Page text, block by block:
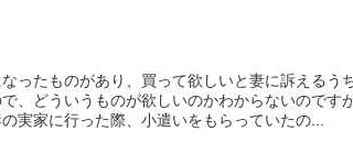
ったものがあり、買って欲しいと妻に訴えるう
、どういうものが欲しいのかわからないのです
実家に行った際、小遣いをもらっていたの...